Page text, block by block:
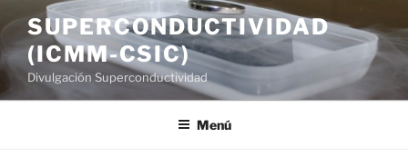
contenido
SUPERCONDUCTIVIDAD
(ICMM-CSIC)
Divulgación Superconductividad
Menú